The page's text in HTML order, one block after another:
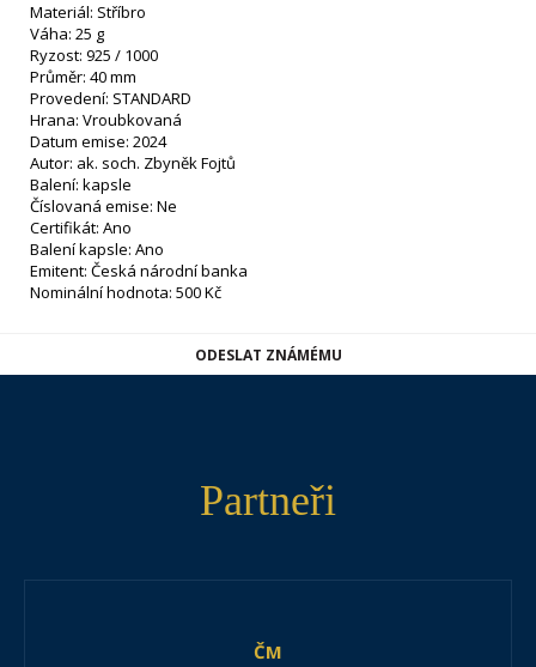
Materiál: Stříbro
Váha: 25 g
Ryzost: 925 / 1000
Průměr: 40 mm
Provedení: STANDARD
Hrana: Vroubkovaná
Datum emise: 2024
Autor: ak. soch. Zbyněk Fojtů
Balení: kapsle
Číslovaná emise: Ne
Certifikát: Ano
Balení kapsle: Ano
Emitent: Česká národní banka
Nominální hodnota: 500 Kč
ODESLAT ZNÁMÉMU
Partneři
ČM